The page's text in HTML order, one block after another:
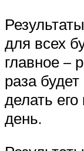
для всех
главное –
раза
делать
день.